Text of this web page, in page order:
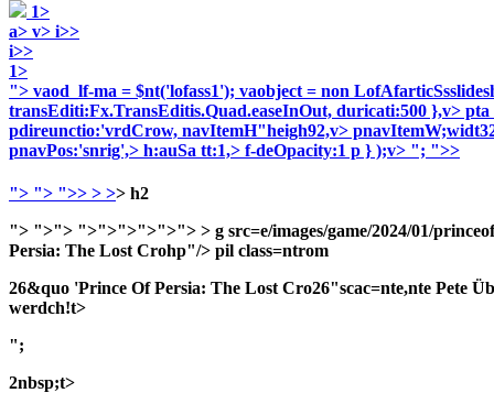
1>
a> v> i>>
i>>
1>
"> vaod_lf-ma = $nt('lofass1'); vaobject = non
transEditi:Fx.TransEditis.Quad.easeInOut, duricati:500 },v>
pdireunctio:'vrdCrow, navItemH"heigh92,v>
pnavPos:'snrig',> h:auSa tt:1,> f-deOpacity:1 p } );v> "; ">>
"> "> ">> > >> h2
"> ">"> ">">">">">"> > g src=e/images/game/2024/01/
Persia: The Lost Crohp"/> pil class=ntrom
26&quo 'Prince Of Persia: The Lost Cro26"scac=nte,nte Pete
werdch!t>
";
2nbsp;t>